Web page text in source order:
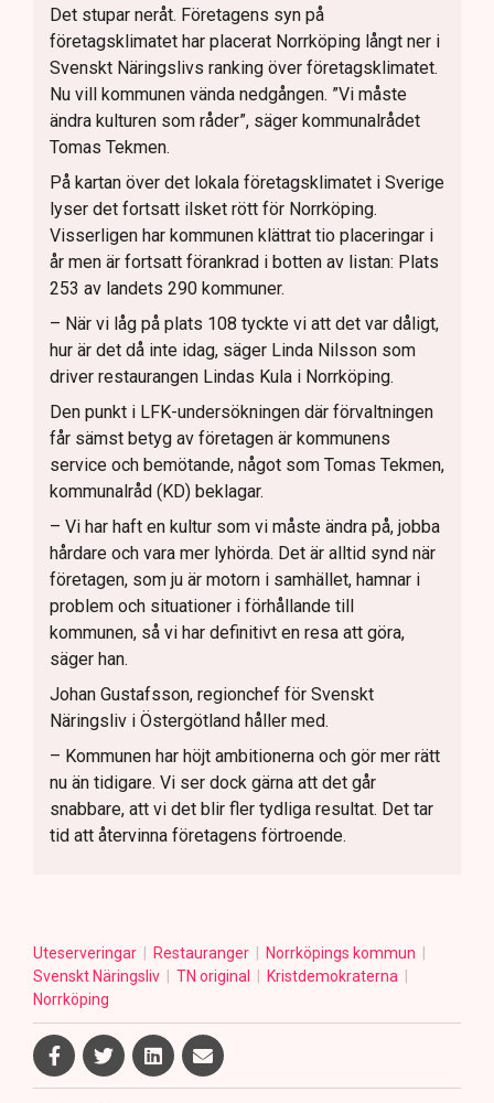
Det stupar neråt. Företagens syn på
företagsklimatet har placerat Norrköping långt ner i
Svenskt Näringslivs ranking över företagsklimatet.
Nu vill kommunen vända nedgången. ”Vi måste
ändra kulturen som råder”, säger kommunalrådet
Tomas Tekmen.
På kartan över det lokala företagsklimatet i Sverige
lyser det fortsatt ilsket rött för Norrköping.
Visserligen har kommunen klättrat tio placeringar i
år men är fortsatt förankrad i botten av listan: Plats
253 av landets 290 kommuner.
– När vi låg på plats 108 tyckte vi att det var dåligt,
hur är det då inte idag, säger Linda Nilsson som
driver restaurangen Lindas Kula i Norrköping.
Den punkt i LFK-undersökningen där förvaltningen
får sämst betyg av företagen är kommunens
service och bemötande, något som Tomas Tekmen,
kommunalråd (KD) beklagar.
– Vi har haft en kultur som vi måste ändra på, jobba
hårdare och vara mer lyhörda. Det är alltid synd när
företagen, som ju är motorn i samhället, hamnar i
problem och situationer i förhållande till
kommunen, så vi har definitivt en resa att göra,
säger han.
Johan Gustafsson, regionchef för Svenskt
Näringsliv i Östergötland håller med.
– Kommunen har höjt ambitionerna och gör mer rätt
nu än tidigare. Vi ser dock gärna att det går
snabbare, att vi det blir fler tydliga resultat. Det tar
tid att återvinna företagens förtroende.
Uteserveringar Restauranger
Norrköpings kommun
Svenskt Näringsliv
TN original
Kristdemokraterna
Norrköping